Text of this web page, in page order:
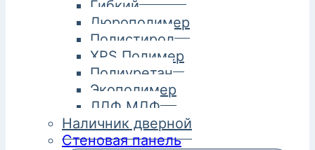
Гибкий
Дюрополимер
Полистирол
XPS Полимер
Полиуретан
Экополимер
ЛДФ МДФ
Наличник дверной
Стеновая панель